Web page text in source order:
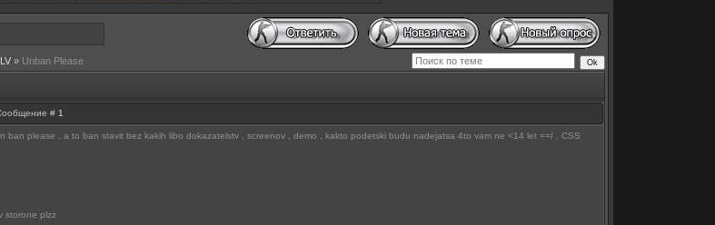
» Unban Please
# 1
ban please , a to ban stavit bez kakih libo dokazatelstv , screenov , demo , kakto podetski budu nadejatsa 4to vam ne <14 let ==/ . CSS
storone plzz